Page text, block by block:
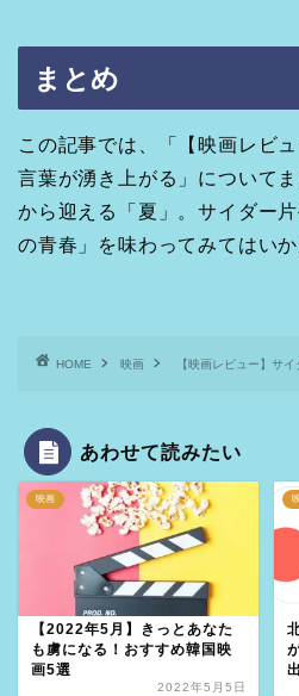
まとめ
この記事では、「【映画レビ
言葉が湧き上がる」について
から迎える「夏」。サイダー
の青春」を味わってみてはいか
HOME 映画 【映画レビュー】サ
あわせて読みたい
映画
【2022年5月】きっとあなた
も虜になる！おすすめ韓国映
画5選
2022年5月5日